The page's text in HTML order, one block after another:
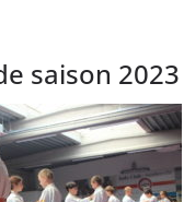
saison 2023